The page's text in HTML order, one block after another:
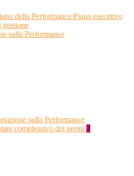
della Performance/Piano esecutivo
gestione
sulla Performance
sulla Performance
complessivo dei premi 2